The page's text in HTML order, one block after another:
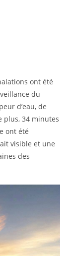
ont été
du
d’eau, de
plus, 34 minutes
ont été
visible et une
des